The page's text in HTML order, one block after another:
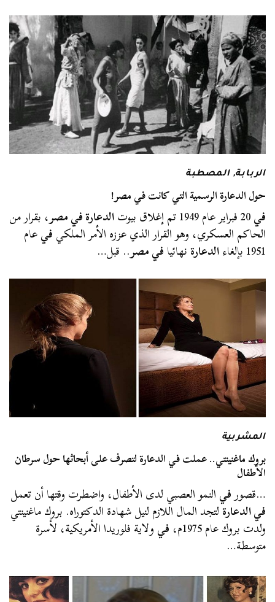
الربابة,المصطبة
حول الدعارة الرسمية التي كانت في مصر!
في20 فبراير عام 1949 تم إغلاق بيوت الدعارة في مصر، بقرار من
الحاكم العسكري، وهو القرار الذي عززه الأمر الملكيفيعام
1951 بإلغاء الدعارةنهائيافي مصر.. قبل…
المشربية
بروك ماغنينتي.. عملت في الدعارة لتصرف على أبحاثها حول سرطان
الأطفال
…قصورفيالنمو العصبي لدى الأطفال، واضطرت وقتها أن تعمل
في الدعارةلتجد المال اللازم لنيل شهادة الدكتوراه. بروك ماغنينتي
ولدت بروك عام 1975م، فيولاية فلوريدا الأمريكية، لأسرة
متوسطة…